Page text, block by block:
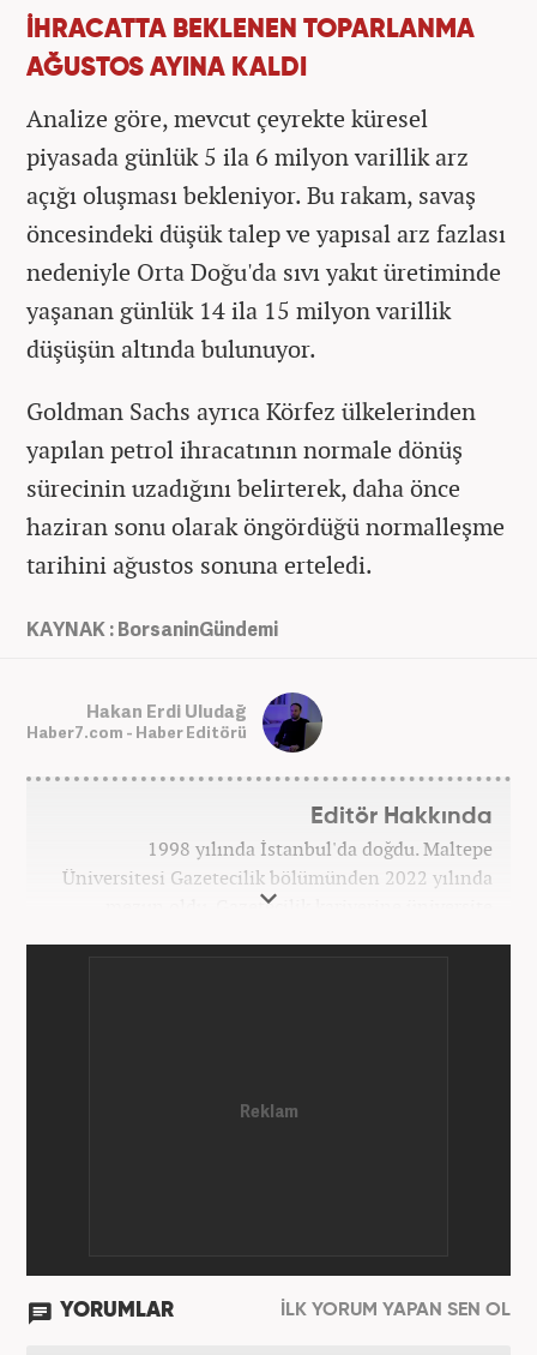
İHRACATTA BEKLENEN TOPARLANMA
AĞUSTOS AYINA KALDI
Analize göre, mevcut çeyrekte küresel
piyasada günlük 5 ila 6 milyon varillik arz
açığı oluşması bekleniyor. Bu rakam, savaş
öncesindeki düşük talep ve yapısal arz fazlası
nedeniyle Orta Doğu'da sıvı yakıt üretiminde
yaşanan günlük 14 ila 15 milyon varillik
düşüşün altında bulunuyor.
Goldman Sachs ayrıca Körfez ülkelerinden
yapılan petrol ihracatının normale dönüş
sürecinin uzadığını belirterek, daha önce
haziran sonu olarak öngördüğü normalleşme
tarihini ağustos sonuna erteledi.
KAYNAK : BorsaninGündemi
Hakan Erdi Uludağ
Haber7.com - Haber Editörü
Editör Hakkında
1998 yılında İstanbul'da doğdu. Maltepe
Üniversitesi Gazetecilik bölümünden 2022 yılında
mezun oldu. Gazetecilik kariyerine üniversite
YORUMLAR İLK YORUM YAPAN SEN OL